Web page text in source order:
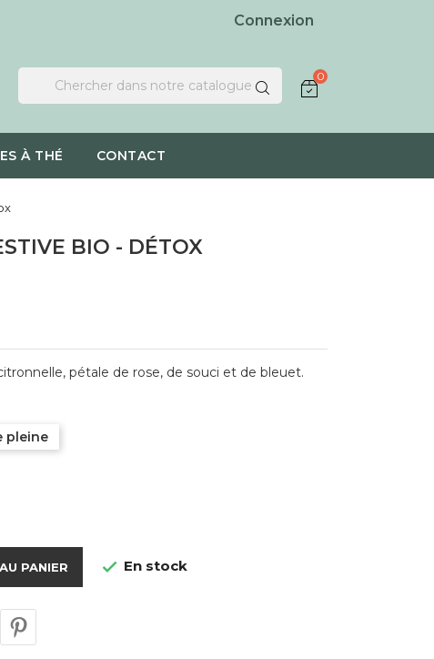
Connexion
0
À THÉ CONTACT
BIO - DÉTOX
pétale de rose, de souci et de bleuet.
pleine
PANIER  En stock